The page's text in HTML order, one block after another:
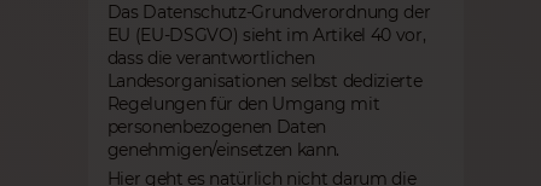
Das Datenschutz-Grundverordnung der
EU (EU-DSGVO) sieht im Artikel 40 vor,
dass die verantwortlichen
Landesorganisationen selbst dedizierte
Regelungen für den Umgang mit
personenbezogenen Daten
genehmigen/einsetzen kann.
Hier geht es natürlich nicht darum die